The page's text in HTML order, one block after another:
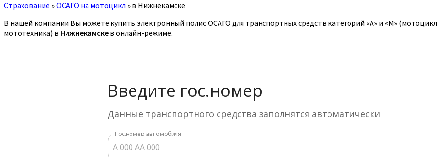
Страхование »ОСАГО на мотоцикл » в Нижнекамске
В нашей компании Вы можете купить электронный полис ОСАГО для транспортных средств категорий «A» и «M»
мототехника) в Нижнекамске в онлайн-режиме.